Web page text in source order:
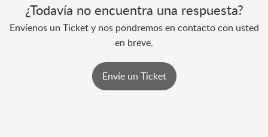
¿Todavía no encuentra una respuesta?
Envíenos un Ticket y nos pondremos en contacto con usted
en breve.
Envíe un Ticket